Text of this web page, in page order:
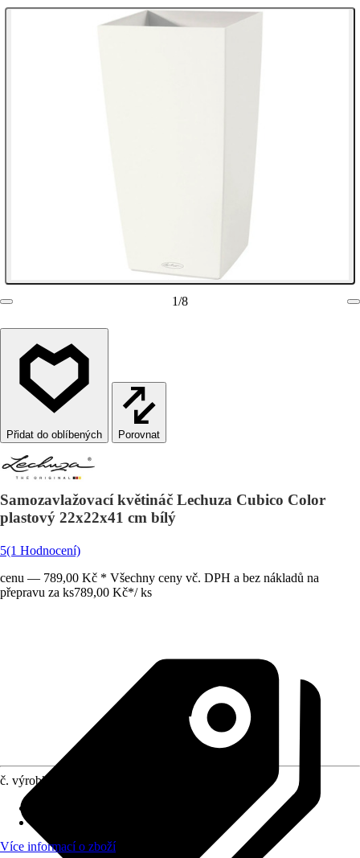
1/8
Porovnat
Samozavlažovací květináč Lechuza Cubico Color
plastový 22x22x41 cm bílý
5(1 Hodnocení)
cenu — 789,00 Kč * Všechny ceny vč. DPH a bez nákladů na
přepravu za ks789,00 Kč*/ ks
č. výrobku
Více informací o zboží